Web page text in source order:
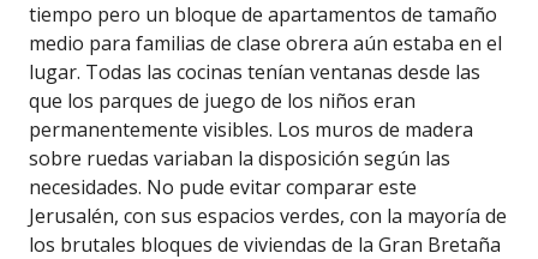
tiempo pero un bloque de apartamentos de tamaño
medio para familias de clase obrera aún estaba en el
lugar. Todas las cocinas tenían ventanas desde las
que los parques de juego de los niños eran
permanentemente visibles. Los muros de madera
sobre ruedas variaban la disposición según las
necesidades. No pude evitar comparar este
Jerusalén, con sus espacios verdes, con la mayoría de
los brutales bloques de viviendas de la Gran Bretaña